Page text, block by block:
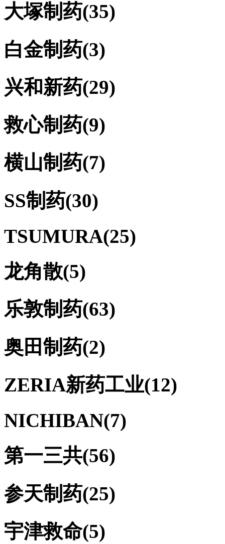
大塚制药(35)
白金制药(3)
兴和新药(29)
救心制药(9)
横山制药(7)
SS制药(30)
TSUMURA(25)
龙角散(5)
乐敦制药(63)
奥田制药(2)
ZERIA新药工业(12)
NICHIBAN(7)
第一三共(56)
参天制药(25)
宇津救命(5)